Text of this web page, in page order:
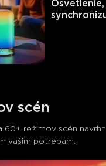
scén
60+ režimov scén
vašim potrebám.